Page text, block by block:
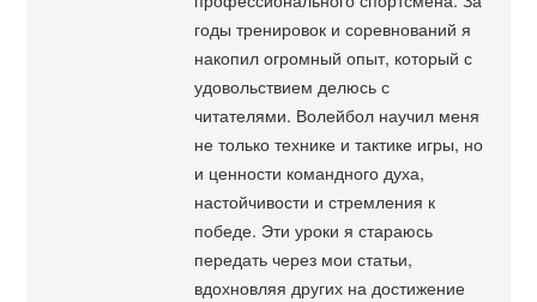
годы тренировок и соревнований я
накопил огромный опыт, который с
удовольствием делюсь с
читателями. Волейбол научил меня
не только технике и тактике игры, но
и ценности командного духа,
настойчивости и стремления к
победе. Эти уроки я стараюсь
передать через мои статьи,
вдохновляя других на достижение